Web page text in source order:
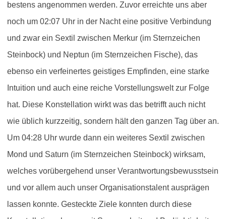
bestens angenommen werden. Zuvor erreichte uns aber
noch um 02:07 Uhr in der Nacht eine positive Verbindung
und zwar ein Sextil zwischen Merkur (im Sternzeichen
Steinbock) und Neptun (im Sternzeichen Fische), das
ebenso ein verfeinertes geistiges Empfinden, eine starke
Intuition und auch eine reiche Vorstellungswelt zur Folge
hat. Diese Konstellation wirkt was das betrifft auch nicht
wie üblich kurzzeitig, sondern hält den ganzen Tag über an.
Um 04:28 Uhr wurde dann ein weiteres Sextil zwischen
Mond und Saturn (im Sternzeichen Steinbock) wirksam,
welches vorübergehend unser Verantwortungsbewusstsein
und vor allem auch unser Organisationstalent ausprägen
lassen konnte. Gesteckte Ziele konnten durch diese